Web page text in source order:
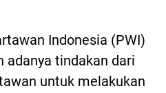
Indonesia (PWI)
adanya tindakan dari
untuk melakukan